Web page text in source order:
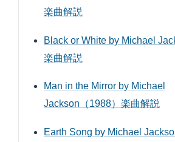
楽曲解説
Black or White by Michael
楽曲解説
Man in the Mirror by Michael
Jackson（1988）楽曲解説
Earth Song by Michael